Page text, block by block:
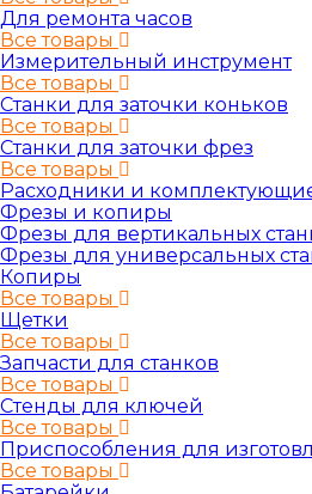
Для ремонта часов
Все товары
Измерительный инструмент
Все товары
Станки для заточки коньков
Все товары
Станки для заточки фрез
Все товары
Расходники и
Фрезы и копиры
Фрезы для вертикальных
Фрезы для универсальных
Копиры
Все товары
Щетки
Все товары
Запчасти для станков
Все товары
Стенды для ключей
Все товары
Приспособления для
Все товары